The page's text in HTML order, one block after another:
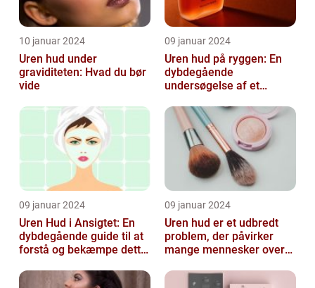
10 januar 2024
Uren hud under
graviditeten: Hvad du bør
vide
09 januar 2024
Uren hud på ryggen: En
dybdegående
undersøgelse af et
undertiden overset
skønhedspr...
09 januar 2024
Uren Hud i Ansigtet: En
dybdegående guide til at
forstå og bekæmpe dette
09 januar 2024
Uren hud er et udbredt
problem, der påvirker
mange mennesker over